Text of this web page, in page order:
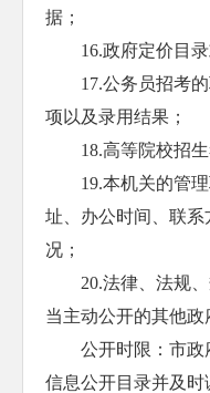
据；
16.政府定价目
17.公务员招考
项以及录用结果；
18.高等院校招
19.本机关的管
址、办公时间、联
况；
20.法律、法规
当主动公开的其他政
公开时限：市
信息公开目录并及